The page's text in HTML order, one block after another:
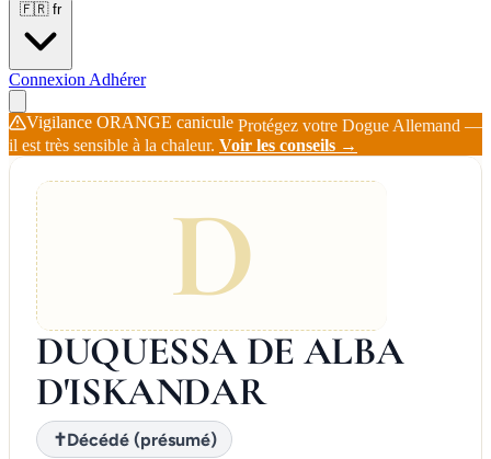
🇫🇷 fr
Connexion Adhérer
Vigilance ORANGE canicule Protégez votre Dogue Allemand —
il est très sensible à la chaleur. Voir les conseils →
D
DUQUESSA DE ALBA
D'ISKANDAR
✝Décédé (présumé)